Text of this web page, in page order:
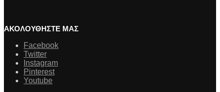
ΑΚΟΛΟΥΘΗΣΤΕ ΜΑΣ
Facebook
Twitter
Instagram
Pinterest
Youtube